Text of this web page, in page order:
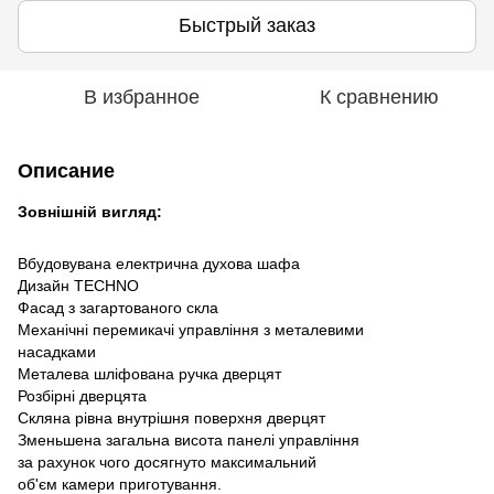
Быстрый заказ
В избранное К сравнению
Описание
Зовнішній вигляд:
Вбудовувана електрична духова шафа
Дизайн TECHNO
Фасад з загартованого скла
Механічні перемикачі управління з металевими
насадками
Металева шліфована ручка дверцят
Розбірні дверцята
Скляна рівна внутрішня поверхня дверцят
Зменьшена загальна висота панелі управління
за рахунок чого досягнуто максимальний
об'єм камери приготування.